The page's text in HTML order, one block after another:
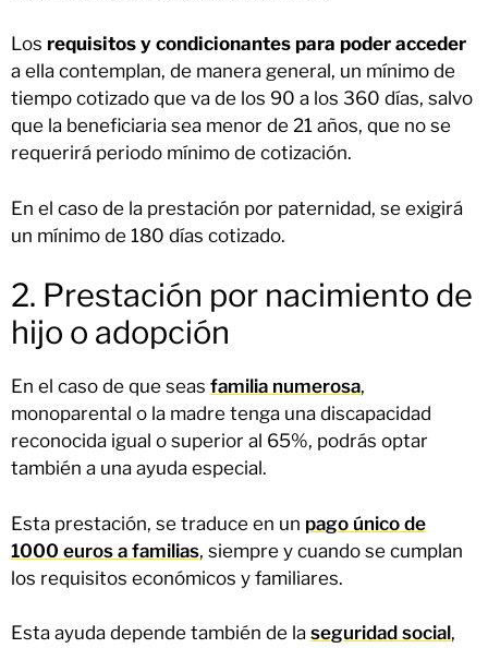
Los requisitos y condicionantes para poder acceder
a ella contemplan, de manera general, un mínimo de
tiempo cotizado que va de los 90 a los 360 días, salvo
que la beneficiaria sea menor de 21 años, que no se
requerirá periodo mínimo de cotización.
En el caso de la prestación por paternidad, se exigirá
un mínimo de 180 días cotizado.
2. Prestación por nacimiento de
hijo o adopción
En el caso de que seas familia numerosa,
monoparental o la madre tenga una discapacidad
reconocida igual o superior al 65%, podrás optar
también a una ayuda especial.
Esta prestación, se traduce en un pago único de
1000 euros a familias, siempre y cuando se cumplan
los requisitos económicos y familiares.
Esta ayuda depende también de la seguridad social,